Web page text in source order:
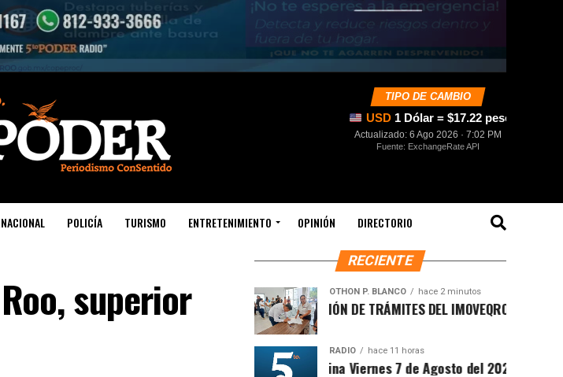
TIPO DE CAMBIO
USD 1 Dólar = $17.22 pesos
Actualizado: 6 Ago 2026 · 7:02 PM
Fuente: ExchangeRate API
POLICÍA TURISMO ENTRETENIMIENTO OPINIÓN DIRECTORIO
superior
RECIENTE
OTHON P. BLANCO hace 2 minutos
MODERNIZACIÓN DE TRÁMITES DEL IMOVEQROO ACERCA
RADIO hace 11 horas
Sintesis Matutina Viernes 7 de Agosto del 2026